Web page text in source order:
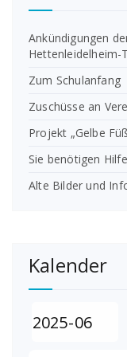
Ankündigungen
Hettenleidelheim-
Zum Schulanfang
Zuschüsse an
Projekt „Gelbe
Sie benötigen
Alte Bilder und
Kalender